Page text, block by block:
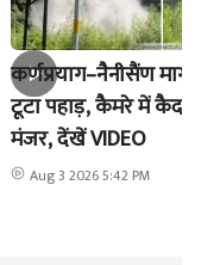
कर्णप्रयाग–नैनीसैंण
टूटा पहाड़, कैमरे में कैद
मंजर, देंखें VIDEO
Aug 3 2026 5:42 PM